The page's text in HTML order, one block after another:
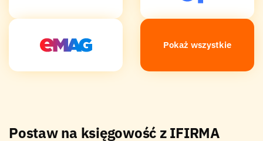
Pokaż wszystkie
Postaw na księgowość z IFIRMA